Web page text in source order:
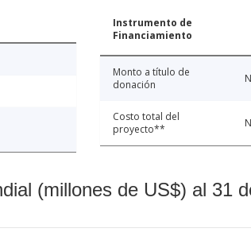
Instrumento de
Financiamiento
Monto a título de
donación
Costo total del
proyecto**
(millones de US$) al 31